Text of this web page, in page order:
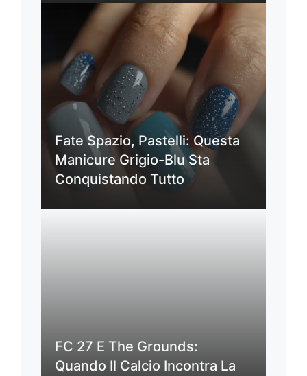
Fate Spazio, Pastelli: Questa
Manicure Grigio-Blu Sta
Conquistando Tutto
FC 27 E The Grounds:
Quando Il Calcio Incontra La